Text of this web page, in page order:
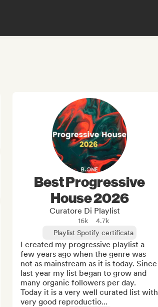
Best Progressive
House 2026
Curatore Di Playlist
16k
4.7k
Playlist Spotify certificata
I created my progressive playlist a
few years ago when the genre was
not as mainstream as it is today. Since
last year my list began to grow and
many organic followers per day.
Today it is a very well curated list with
very good reproductio...